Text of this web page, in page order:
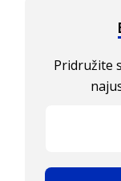
Pridružite